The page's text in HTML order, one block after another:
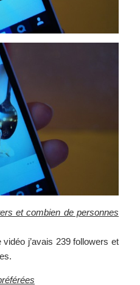
et combien de personnes
j’avais 239 followers et